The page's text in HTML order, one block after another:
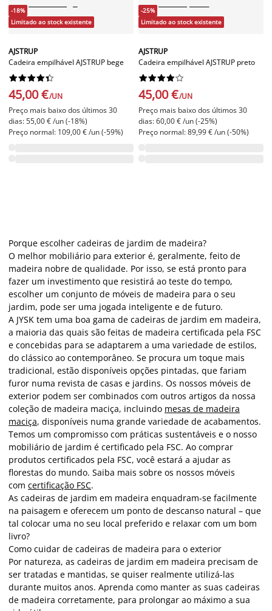
-18%
Limitado ao stock existente
AJSTRUP
Cadeira empilhável AJSTRUP bege






45,00 €/UN
Preço mais baixo dos últimos 30
dias: 55,00 € /un (-18%)
Preço normal: 109,00 € /un (-59%)
-25%
Limitado ao stock existente
AJSTRUP
Cadeira empilhável AJSTRUP preto






45,00 €/UN
Preço mais baixo dos últimos 30
dias: 60,00 € /un (-25%)
Preço normal: 89,99 € /un (-50%)
Porque escolher cadeiras de jardim de madeira?
O melhor mobiliário para exterior é, geralmente, feito de
madeira nobre de qualidade. Por isso, se está pronto para
fazer um investimento que resistirá ao teste do tempo,
escolher um conjunto de móveis de madeira para o seu
jardim, pode ser uma jogada inteligente e de futuro.
A JYSK tem uma boa gama de cadeiras de jardim em madeira,
a maioria das quais são feitas de madeira certificada pela FSC
e concebidas para se adaptarem a uma variedade de estilos,
do clássico ao contemporâneo. Se procura um toque mais
tradicional, estão disponíveis opções pintadas, que fariam
furor numa revista de casas e jardins. Os nossos móveis de
exterior podem ser combinados com outros artigos da nossa
coleção de madeira maciça, incluindo mesas de madeira
maciça, disponíveis numa grande variedade de acabamentos.
Temos um compromisso com práticas sustentáveis e o nosso
mobiliário de jardim é certificado pela FSC. Ao comprar
produtos certificados pela FSC, você estará a ajudar as
florestas do mundo. Saiba mais sobre os nossos móveis
com certificação FSC.
As cadeiras de jardim em madeira enquadram-se facilmente
na paisagem e oferecem um ponto de descanso natural – que
tal colocar uma no seu local preferido e relaxar com um bom
livro?
Como cuidar de cadeiras de madeira para o exterior
Por natureza, as cadeiras de jardim em madeira precisam de
ser tratadas e mantidas, se quiser realmente utilizá-las
durante muitos anos. Aprenda como manter as suas cadeiras
de madeira corretamente, para prolongar ao máximo a sua